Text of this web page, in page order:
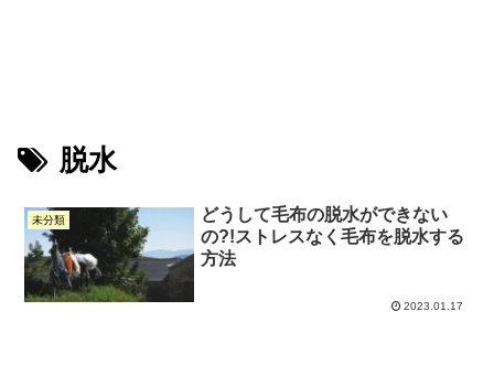
脱水
未分類
どうして毛布の脱水ができない
の?!ストレスなく毛布を脱水する
方法
2023.01.17